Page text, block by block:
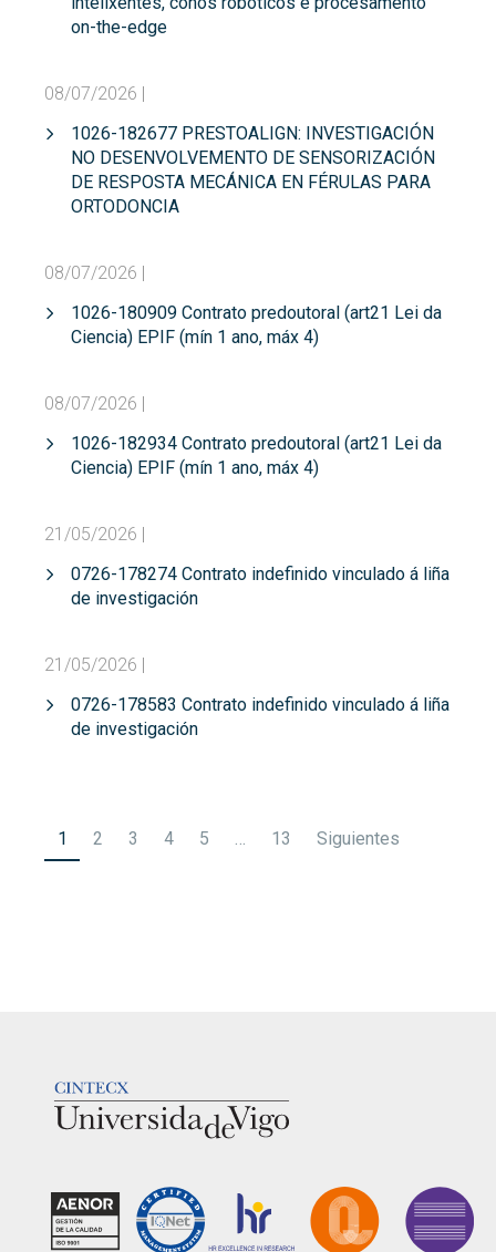
on-the-edge
08/07/2026 |
1026-182677 PRESTOALIGN: INVESTIGACIÓN
NO DESENVOLVEMENTO DE SENSORIZACIÓN
DE RESPOSTA MECÁNICA EN FÉRULAS PARA
ORTODONCIA
08/07/2026 |
1026-180909 Contrato predoutoral (art21 Lei da
Ciencia) EPIF (mín 1 ano, máx 4)
08/07/2026 |
1026-182934 Contrato predoutoral (art21 Lei da
Ciencia) EPIF (mín 1 ano, máx 4)
21/05/2026 |
0726-178274 Contrato indefinido vinculado á liña
de investigación
21/05/2026 |
0726-178583 Contrato indefinido vinculado á liña
de investigación
de
1 2 3 4 5 … 13 Siguientes